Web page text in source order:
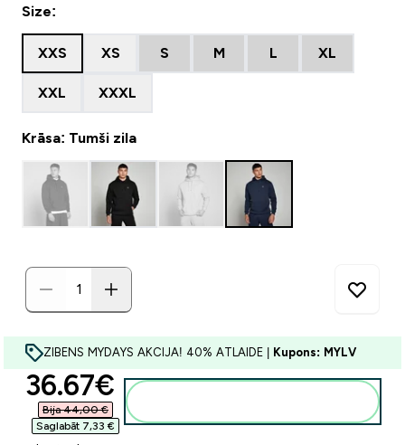
Size:
XXS XS S M L XL
XXL XXXL
Krāsa: Tumši zila
ZIBENS MYDAYS AKCIJA! 40% ATLAIDE | Kupons: MYLV
discounted price
36.67€‎
Bija 44,00 €‎
Saglabāt 7,33 €‎